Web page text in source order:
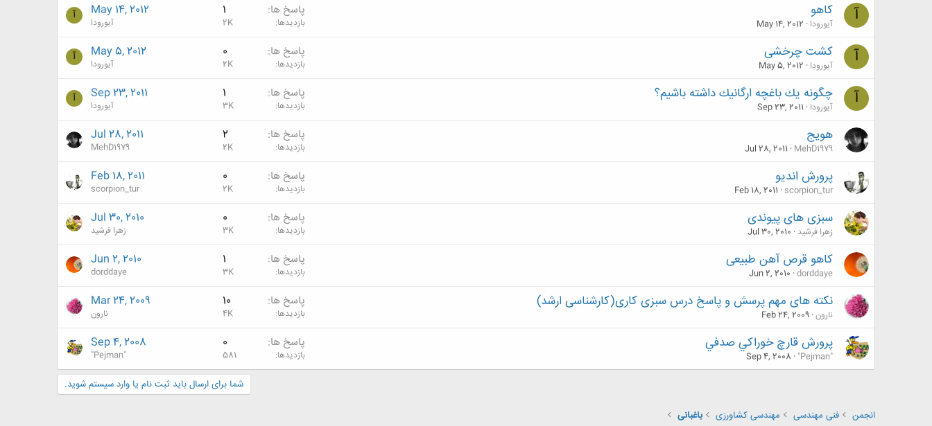
آ کاهو
آیورودا May 14, 2012
پاسخ ها 1
بازدیدها 2K
May 14, 2012
آیورودا آ
آ کشت چرخشی
آیورودا May 5, 2012
پاسخ ها 0
بازدیدها 2K
May 5, 2012
آیورودا آ
آ چگونه يك باغچه ارگانيك داشته باشيم؟
آیورودا Sep 23, 2011
پاسخ ها 1
بازدیدها 3K
Sep 23, 2011
آیورودا آ
هویج
MehD1979
Jul 28, 2011
پاسخ ها 2
بازدیدها 2K
Jul 28, 2011
MehD1979
پرورش انديو
scorpion_tur
Feb 18, 2011
پاسخ ها 0
بازدیدها 2K
Feb 18, 2011
scorpion_tur
سبزی های پیوندی
زهرا فرشید Jul 30, 2010
پاسخ ها 0
بازدیدها 3K
Jul 30, 2010
زهرا فرشید
کاهو قرص آهن طبیعی
dorddaye
Jun 2, 2010
پاسخ ها 1
بازدیدها 3K
Jun 2, 2010
dorddaye
نکته های مهم پرسش و پاسخ درس سبزی کاری(کارشناسی ارشد)
نارون Feb 24, 2009
پاسخ ها 10
بازدیدها 4K
Mar 24, 2009
نارون
پرورش قارچ خوراكي صدفي
"Pejman"
Sep 4, 2008
پاسخ ها 0
بازدیدها 581
Sep 4, 2008
"Pejman"
شما برای ارسال باید ثبت نام یا وارد سیستم شوید.
انجمن فنی مهندسی مهندسی کشاورزی باغبانی